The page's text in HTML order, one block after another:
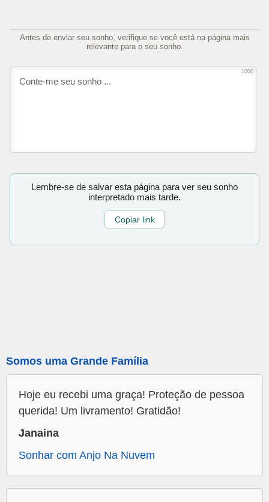
Antes de enviar seu sonho, verifique se você está na página mais
relevante para o seu sonho.
1000
Lembre-se de salvar esta página para ver seu sonho
interpretado mais tarde.
Copiar link
Somos uma Grande Família
Hoje eu recebi uma graça! Proteção de pessoa
querida! Um livramento! Gratidão!
Janaina
Sonhar com Anjo Na Nuvem